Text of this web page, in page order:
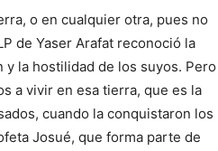
o en cualquier otra, pues no
de Yaser Arafat reconoció la
la hostilidad de los suyos. Pero
a vivir en esa tierra, que es la
cuando la conquistaron los
Josué, que forma parte de